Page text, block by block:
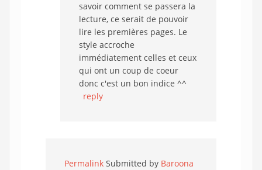
savoir comment se passera la
lecture, ce serait de pouvoir
lire les premières pages. Le
style accroche
immédiatement celles et ceux
qui ont un coup de coeur
donc c'est un bon indice ^^
reply
Permalink Submitted by Baroona